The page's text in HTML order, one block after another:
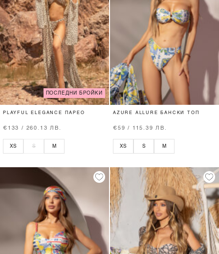
ПОСЛЕДНИ БРОЙКИ
PLAYFUL ELEGANCE ПАРЕО
€133 / 260.13 ЛВ.
XS S M
AZURE ALLURE БАНСКИ ТОП
€59 / 115.39 ЛВ.
XS S M